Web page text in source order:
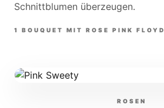
Schnittblumen überzeugen.
1 BOUQUET MIT ROSE PINK FLOYD
ROSEN